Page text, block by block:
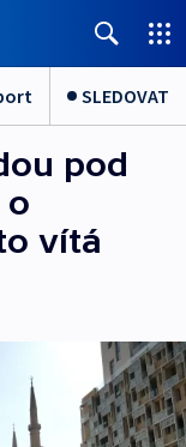
SLEDOVAT
pod
o
vítá